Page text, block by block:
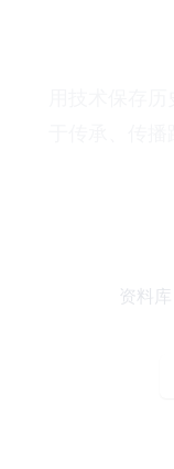
资料库